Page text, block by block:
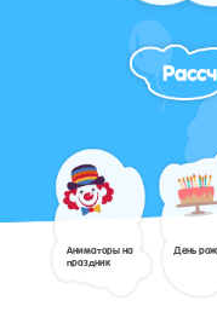
Аниматоры на
праздник
День